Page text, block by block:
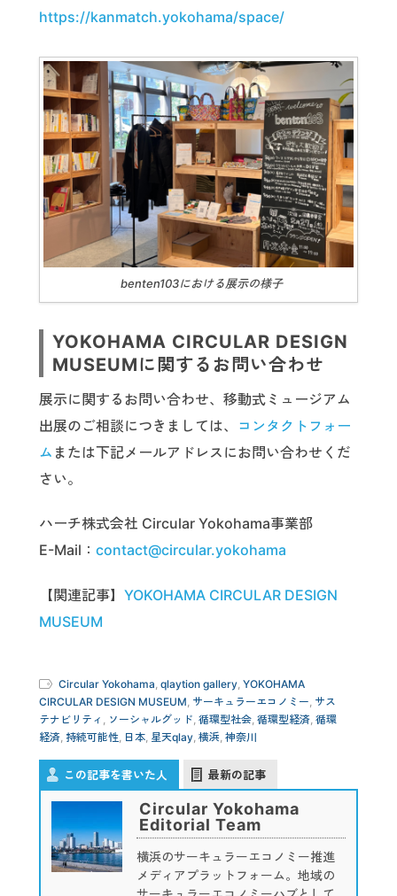
https://kanmatch.yokohama/space/
benten103における展示の様子
YOKOHAMA CIRCULAR DESIGN
MUSEUMに関するお問い合わせ
展示に関するお問い合わせ、移動式ミュージアム
出展のご相談につきましては、 コンタクトフォー
ム または下記メールアドレスにお問い合わせくだ
さい。
ハーチ株式会社 Circular Yokohama事業部
E-Mail： contact@circular.yokohama
【関連記事】 YOKOHAMA CIRCULAR DESIGN
MUSEUM
Circular Yokohama qlaytion gallery YOKOHAMA
CIRCULAR DESIGN MUSEUM サーキュラーエコノミー サス
テナビリティ
ソーシャルグッド 循環型社会 循環型経済 循環
経済 持続可能性 日本 星天qlay 横浜 神奈川
この記事を書いた人 最新の記事
Circular Yokohama
Editorial Team
横浜のサーキュラーエコノミー推進
メディアプラットフォーム。地域の